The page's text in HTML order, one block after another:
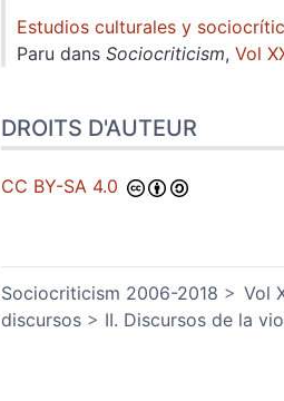
Estudios culturales y
Paru dans Sociocriticism, Vol
DROITS D'AUTEUR
CC BY-SA 4.0
Sociocriticism 2006-2018
Vol
discursos
II. Discursos de la